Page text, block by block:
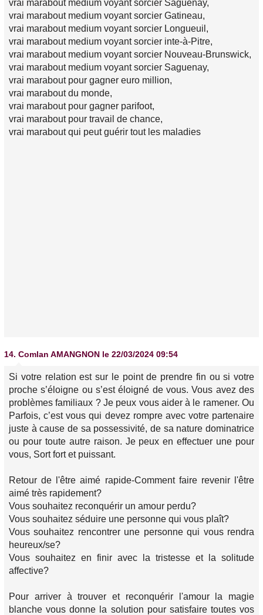
vrai marabout medium voyant sorcier Saguenay,
vrai marabout medium voyant sorcier Gatineau,
vrai marabout medium voyant sorcier Longueuil,
vrai marabout medium voyant sorcier inte-à-Pitre,
vrai marabout medium voyant sorcier Nouveau-Brunswick,
vrai marabout medium voyant sorcier Saguenay,
vrai marabout pour gagner euro million,
vrai marabout du monde,
vrai marabout pour gagner parifoot,
vrai marabout pour travail de chance,
vrai marabout qui peut guérir tout les maladies
14. Comlan AMANGNON le 22/03/2024 09:54
Si votre relation est sur le point de prendre fin ou si votre
proche s’éloigne ou s’est éloigné de vous. Vous avez des
problèmes familiaux ? Je peux vous aider à le ramener. Ou
Parfois, c’est vous qui devez rompre avec votre partenaire
juste à cause de sa possessivité, de sa nature dominatrice
ou pour toute autre raison. Je peux en effectuer une pour
vous, Sort fort et puissant.
Retour de l'être aimé rapide-Comment faire revenir l'être
aimé très rapidement?
Vous souhaitez reconquérir un amour perdu?
Vous souhaitez séduire une personne qui vous plaît?
Vous souhaitez rencontrer une personne qui vous rendra
heureux/se?
Vous souhaitez en finir avec la tristesse et la solitude
affective?
Pour arriver à trouver et reconquérir l'amour la magie
blanche vous donne la solution pour satisfaire toutes vos